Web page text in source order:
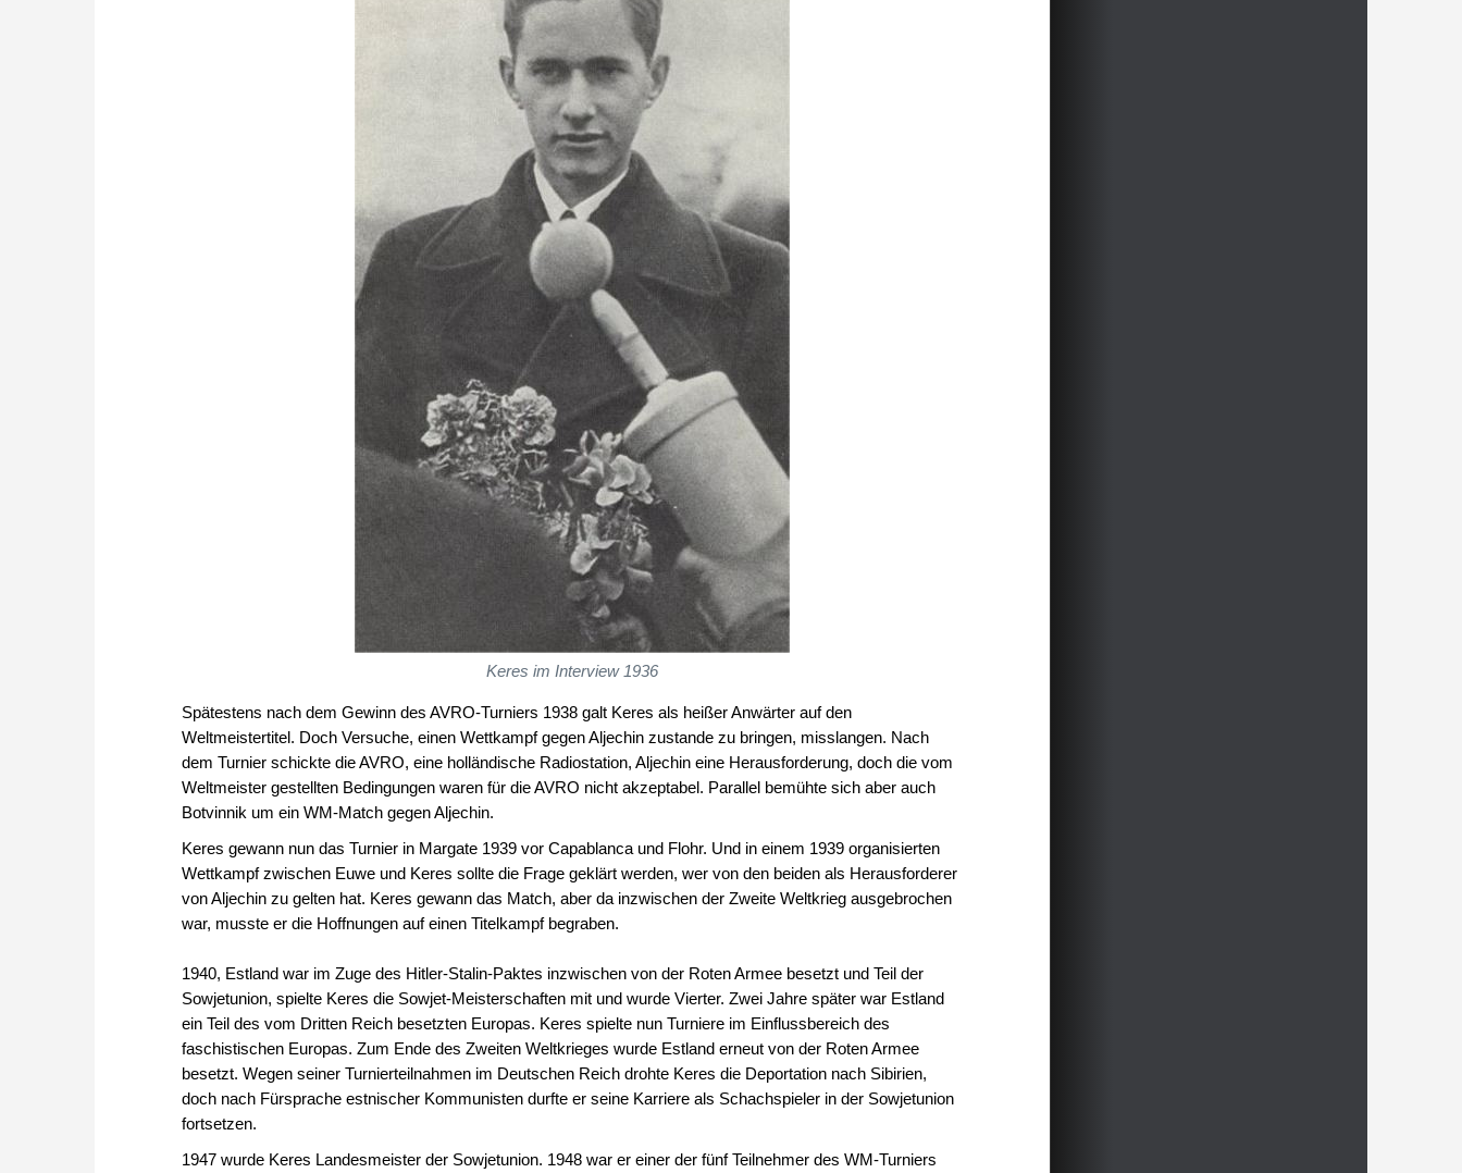
Keres im Interview 1936
Spätestens nach dem Gewinn des AVRO-Turniers 1938 galt Keres als heißer Anwärter auf den
Weltmeistertitel. Doch Versuche, einen Wettkampf gegen Aljechin zustande zu bringen, misslangen. Nach
dem Turnier schickte die AVRO, eine holländische Radiostation, Aljechin eine Herausforderung, doch die vom
Weltmeister gestellten Bedingungen waren für die AVRO nicht akzeptabel. Parallel bemühte sich aber auch
Botvinnik um ein WM-Match gegen Aljechin.
Keres gewann nun das Turnier in Margate 1939 vor Capablanca und Flohr. Und in einem 1939 organisierten
Wettkampf zwischen Euwe und Keres sollte die Frage geklärt werden, wer von den beiden als Herausforderer
von Aljechin zu gelten hat. Keres gewann das Match, aber da inzwischen der Zweite Weltkrieg ausgebrochen
war, musste er die Hoffnungen auf einen Titelkampf begraben.
1940, Estland war im Zuge des Hitler-Stalin-Paktes inzwischen von der Roten Armee besetzt und Teil der
Sowjetunion, spielte Keres die Sowjet-Meisterschaften mit und wurde Vierter. Zwei Jahre später war Estland
ein Teil des vom Dritten Reich besetzten Europas. Keres spielte nun Turniere im Einflussbereich des
faschistischen Europas. Zum Ende des Zweiten Weltkrieges wurde Estland erneut von der Roten Armee
besetzt. Wegen seiner Turnierteilnahmen im Deutschen Reich drohte Keres die Deportation nach Sibirien,
doch nach Fürsprache estnischer Kommunisten durfte er seine Karriere als Schachspieler in der Sowjetunion
fortsetzen.
1947 wurde Keres Landesmeister der Sowjetunion. 1948 war er einer der fünf Teilnehmer des WM-Turniers